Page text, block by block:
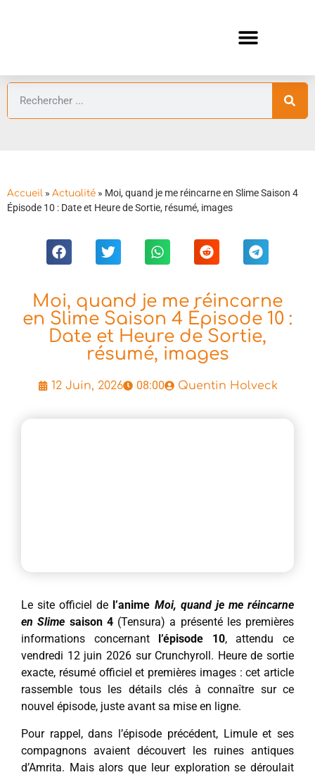
Accueil » Actualité » Moi, quand je me réincarne en Slime Saison 4
Épisode 10 : Date et Heure de Sortie, résumé, images
Moi, quand je me réincarne
en Slime Saison 4 Épisode 10 :
Date et Heure de Sortie,
résumé, images
12 Juin, 2026 08:00 Quentin Holveck
Le site officiel de l’anime Moi, quand je me réincarne
en Slime saison 4(Tensura) a présenté les premières
informations concernant
l’épisode 10, attendu ce
vendredi 12 juin 2026 sur Crunchyroll. Heure de sortie
exacte, résumé officiel et premières images : cet article
rassemble tous les détails clés à connaître sur ce
nouvel épisode, juste avant sa mise en ligne.
Pour rappel, dans l’épisode précédent, Limule et ses
compagnons avaient découvert les ruines antiques
d’Amrita. Mais alors que leur exploration se déroulait